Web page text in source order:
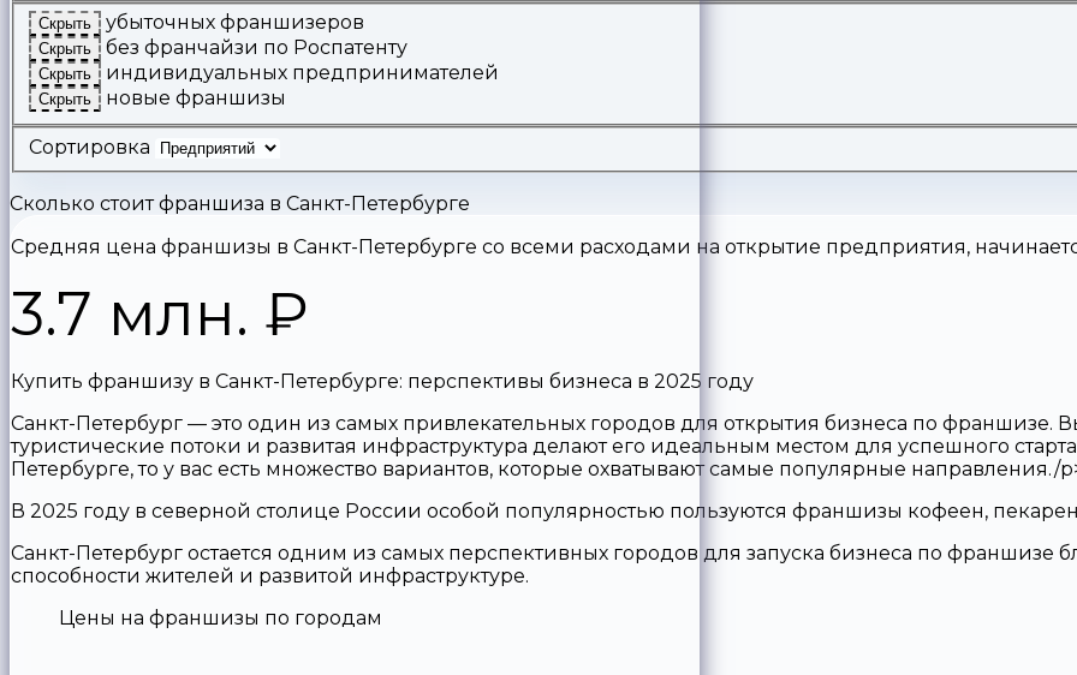
Скрыть убыточных франшизеров
Скрыть без франчайзи по Роспатенту
Скрыть индивидуальных предпринимателей
Скрыть новые франшизы
Сортировка
Сколько стоит франшиза в Санкт-Петербурге
Средняя цена франшизы в Санкт-Петербурге со всеми расходами на открытие предприятия,
3.7 млн. ₽
Купить франшизу в Санкт-Петербурге: перспективы бизнеса в 2025 году
Санкт-Петербург — это один из самых привлекательных городов для открытия бизнеса по франшизе.
туристические потоки и развитая инфраструктура делают его идеальным местом для успешного
Петербурге, то у вас есть множество вариантов, которые охватывают самые популярные направления./
В 2025 году в северной столице России особой популярностью пользуются франшизы кофеен,
Санкт-Петербург остается одним из самых перспективных городов для запуска бизнеса по франшизе
способности жителей и развитой инфраструктуре.
Цены на франшизы по городам